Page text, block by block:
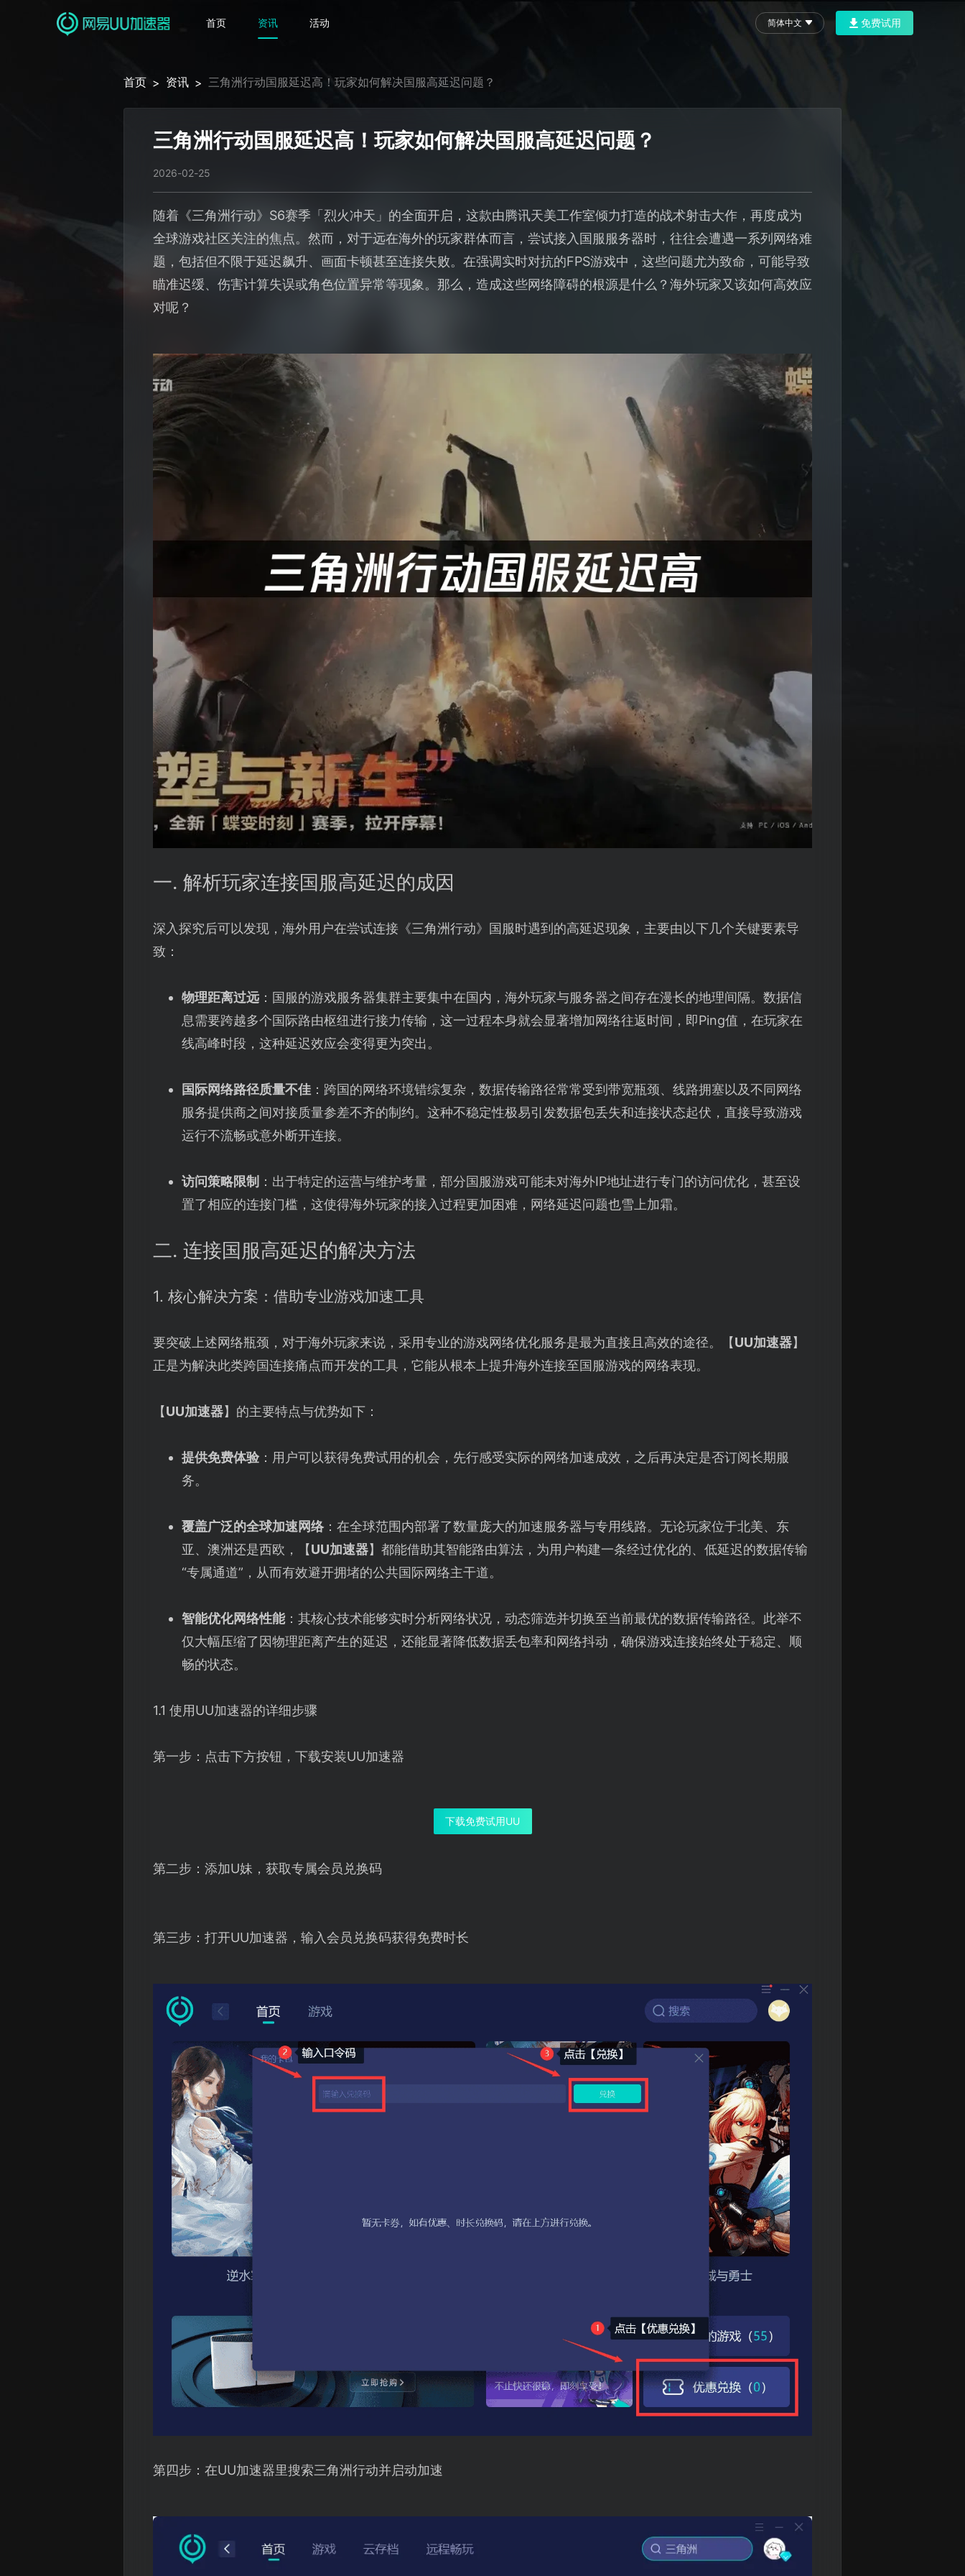
首页 资讯 活动 简体中文 免费试用
首页 > 资讯 > 三角洲行动国服延迟高！玩家如何解决国服高延迟问题？
三角洲行动国服延迟高！玩家如何解决国服高延迟问题？
2026-02-25
随着《三角洲行动》S6赛季「烈火冲天」的全面开启，这款由腾讯天美工作室倾力打造的战术射击大作，再度成为
全球游戏社区关注的焦点。然而，对于远在海外的玩家群体而言，尝试接入国服服务器时，往往会遭遇一系列网络难
题，包括但不限于延迟飙升、画面卡顿甚至连接失败。在强调实时对抗的FPS游戏中，这些问题尤为致命，可能导致
瞄准迟缓、伤害计算失误或角色位置异常等现象。那么，造成这些网络障碍的根源是什么？海外玩家又该如何高效应
对呢？
一. 解析玩家连接国服高延迟的成因
深入探究后可以发现，海外用户在尝试连接《三角洲行动》国服时遇到的高延迟现象，主要由以下几个关键要素导
致：
物理距离过远：国服的游戏服务器集群主要集中在国内，海外玩家与服务器之间存在漫长的地理间隔。数据信
息需要跨越多个国际路由枢纽进行接力传输，这一过程本身就会显著增加网络往返时间，即Ping值，在玩家在
线高峰时段，这种延迟效应会变得更为突出。
国际网络路径质量不佳：跨国的网络环境错综复杂，数据传输路径常常受到带宽瓶颈、线路拥塞以及不同网络
服务提供商之间对接质量参差不齐的制约。这种不稳定性极易引发数据包丢失和连接状态起伏，直接导致游戏
运行不流畅或意外断开连接。
访问策略限制 ：出于特定的运营与维护考量，部分国服游戏可能未对海外IP地址进行专门的访问优化，甚至设
置了相应的连接门槛，这使得海外玩家的接入过程更加困难，网络延迟问题也雪上加霜。
二. 连接国服高延迟的解决方法
1. 核心解决方案：借助专业游戏加速工具
要突破上述网络瓶颈，对于海外玩家来说，采用专业的游戏网络优化服务是最为直接且高效的途径。【UU加速器】
正是为解决此类跨国连接痛点而开发的工具，它能从根本上提升海外连接至国服游戏的网络表现。
【UU加速器】的主要特点与优势如下：
提供免费体验：用户可以获得免费试用的机会，先行感受实际的网络加速成效，之后再决定是否订阅长期服
务。
覆盖广泛的全球加速网络：在全球范围内部署了数量庞大的加速服务器与专用线路。无论玩家位于北美、东
亚、澳洲还是西欧，【UU加速器】都能借助其智能路由算法，为用户构建一条经过优化的、低延迟的数据传输
“专属通道”，从而有效避开拥堵的公共国际网络主干道。
智能优化网络性能：其核心技术能够实时分析网络状况，动态筛选并切换至当前最优的数据传输路径。此举不
仅大幅压缩了因物理距离产生的延迟，还能显著降低数据丢包率和网络抖动，确保游戏连接始终处于稳定、顺
畅的状态。
1.1 使用UU加速器的详细步骤
第一步：点击下方按钮，下载安装UU加速器
下载免费试用UU
第二步：添加U妹，获取专属会员兑换码
第三步：打开UU加速器，输入会员兑换码获得免费时长
第四步：在UU加速器里搜索三角洲行动并启动加速